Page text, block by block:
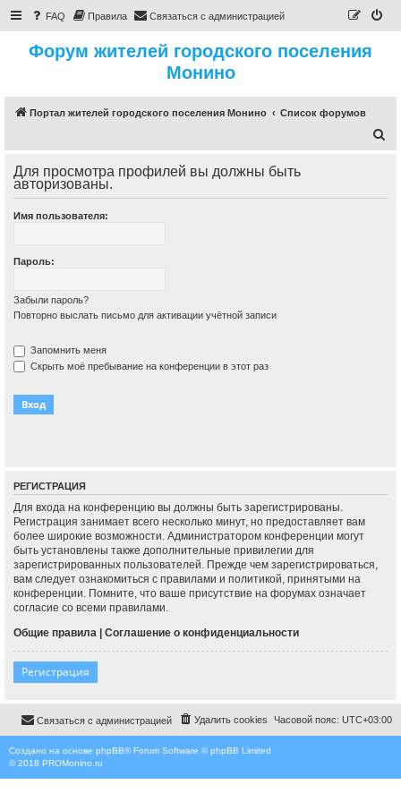
FAQ Правила Связаться с администрацией
Форум жителей городского поселения
Монино
Портал жителей городского поселения Монино
Список форумов
с
Для просмотра профилей вы должны быть
авторизованы.
Имя пользователя:
Пароль:
Забыли пароль?
Повторно выслать письмо для активации учётной записи
Запомнить меня
Скрыть моё пребывание на конференции в этот раз
РЕГИСТРАЦИЯ
Для входа на конференцию вы должны быть зарегистрированы.
Регистрация занимает всего несколько минут, но предоставляет вам
более широкие возможности. Администратором конференции могут
быть установлены также дополнительные привилегии для
зарегистрированных пользователей. Прежде чем зарегистрироваться,
вам следует ознакомиться с правилами и политикой, принятыми на
конференции. Помните, что ваше присутствие на форумах означает
согласие со всеми правилами.
Общие правила | Соглашение о конфиденциальности
Регистрация
Часовой пояс: UTC+03:00
Удалить cookies
Связаться с администрацией
Создано на основе phpBB® Forum Software © phpBB Limited
© 2018 PROMonino.ru